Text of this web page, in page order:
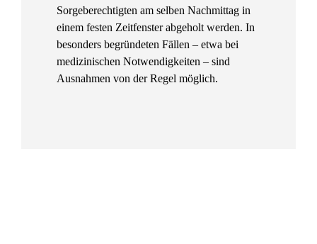
Sorgeberechtigten am selben Nachmittag in
einem festen Zeitfenster abgeholt werden. In
besonders begründeten Fällen – etwa bei
medizinischen Notwendigkeiten – sind
Ausnahmen von der Regel möglich.